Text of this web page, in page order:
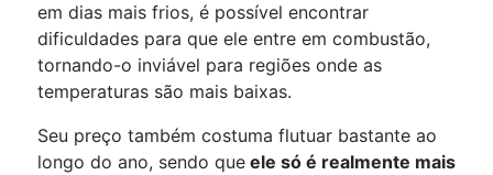
em dias mais frios, é possível encontrar
dificuldades para que ele entre em combustão,
tornando-o inviável para regiões onde as
temperaturas são mais baixas.
Seu preço também costuma flutuar bastante ao
longo do ano, sendo queele só é realmente mais